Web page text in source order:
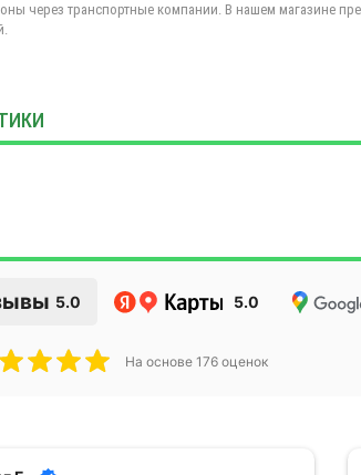
через транспортные компании. В нашем магазине
5.0 5.0
На основе 176оценок